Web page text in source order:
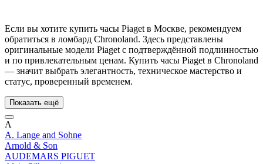
Если вы хотите купить часы Piaget в Москве, рекомендуем
обратиться в ломбард Chronoland. Здесь представлены
оригинальные модели Piaget с подтверждённой подлинностью
и по привлекательным ценам. Купить часы Piaget в Chronoland
— значит выбрать элегантность, техническое мастерство и
статус, проверенный временем.
Показать ещё
A
A. Lange and Sohne
Arnold & Son
AUDEMARS PIGUET